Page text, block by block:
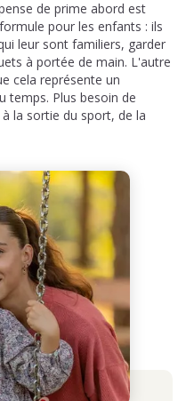
de prime abord est
pour les enfants : ils
leur sont familiers, garder
à portée de main. L'autre
cela représente un
temps. Plus besoin de
la sortie du sport, de la